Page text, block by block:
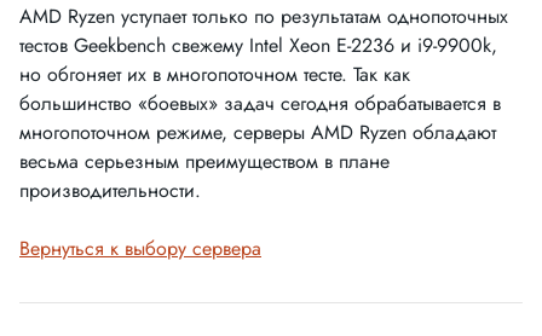
АМD Ryzen уступает только по результатам однопоточных
тестов Geekbench свежему Intel Xeon E-2236 и i9-9900k,
но обгоняет их в многопоточном тесте. Так как
большинство «боевых» задач сегодня обрабатывается в
многопоточном режиме, серверы AMD Ryzen обладают
весьма серьезным преимуществом в плане
производительности.
Вернуться к выбору сервера